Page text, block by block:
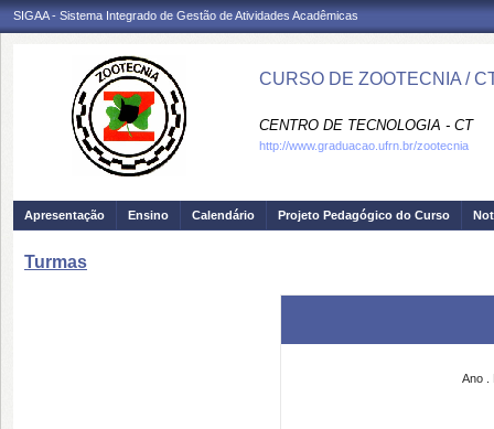
SIGAA - Sistema Integrado de Gestão de Atividades Acadêmicas
CURSO DE ZOOTECNIA /
CENTRO DE TECNOLOGIA - CT
http://www.graduacao.ufrn.br/zootecnia
Apresentação Ensino Calendário Projeto Pedagógico do Curso
Turmas
Ano